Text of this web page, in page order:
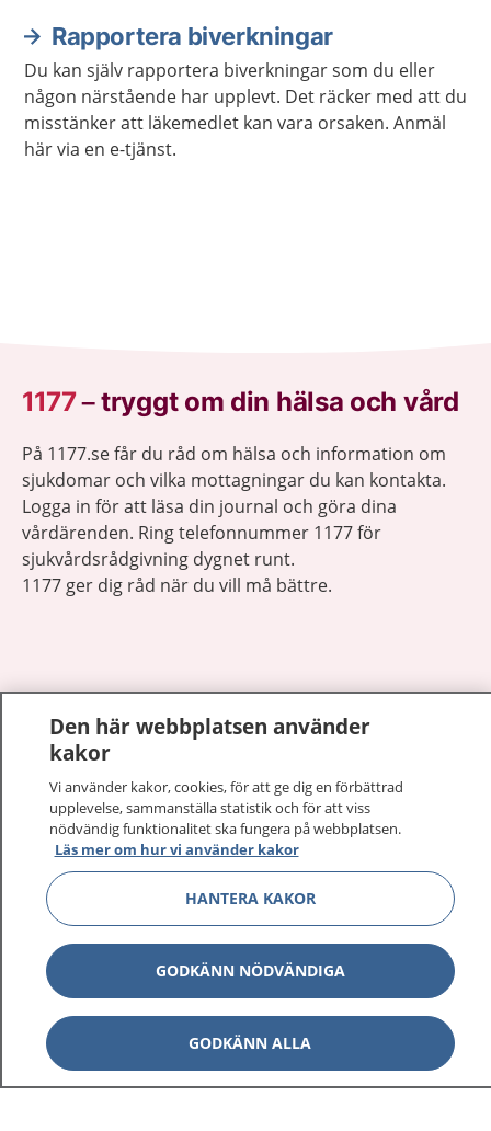
Rapportera biverkningar
Du kan själv rapportera biverkningar som du eller
någon närstående har upplevt. Det räcker med att du
misstänker att läkemedlet kan vara orsaken. Anmäl
här via en e-tjänst.
1177–tryggt om din hälsa och vård
På 1177.se får du råd om hälsa och information om
sjukdomar och vilka mottagningar du kan kontakta.
Logga in för att läsa din journal och göra dina
vårdärenden. Ring telefonnummer 1177 för
sjukvårdsrådgivning dygnet runt.
1177 ger dig råd när du vill må bättre.
1177 på flera språk
Om 1177
Kontakt
Behandling av personuppgifter
Hantering av kakor
Inställningar för kakor
Den här webbplatsen använder
kakor
Vi använder kakor, cookies, för att ge dig en förbättrad
upplevelse, sammanställa statistik och för att viss
nödvändig funktionalitet ska fungera på webbplatsen.
Läs mer om hur vi använder kakor
HANTERA KAKOR
GODKÄNN NÖDVÄNDIGA
GODKÄNN ALLA